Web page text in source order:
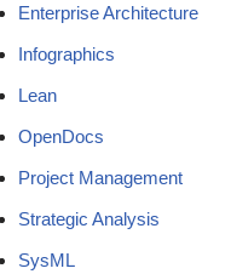
Enterprise Architecture
Infographics
Lean
OpenDocs
Project Management
Strategic Analysis
SysML